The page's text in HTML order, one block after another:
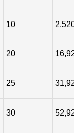
10
20
25
30